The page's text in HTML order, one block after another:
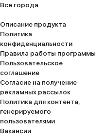
Все города
Описание продукта
Политика
конфиденциальности
Правила работы программы
Пользовательское
соглашение
Согласие на получение
рекламных рассылок
Политика для контента,
генерируемого
пользователями
Вакансии